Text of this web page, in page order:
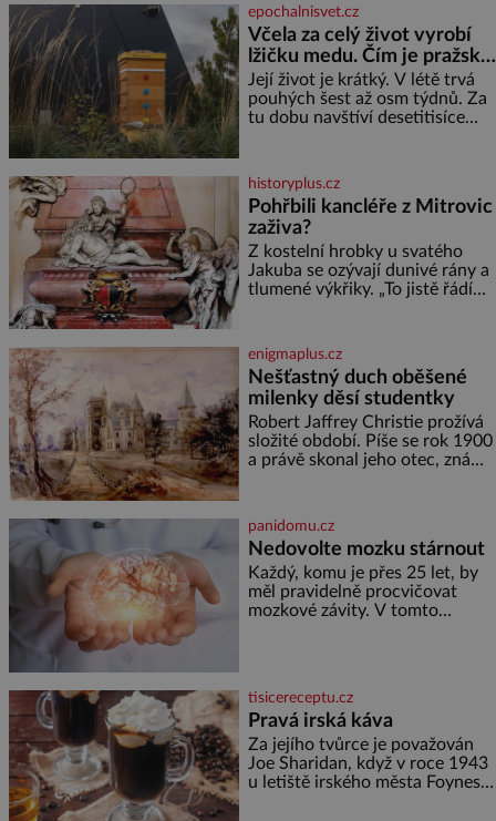
je pro mě vždy velice psychicky
náročným obdobím. Od té
chvíle, co máme vnoučata, mi
dcera čím dál častěji volá o
pomoc, co se hlídání týče. Dalo
by se
epochalnisvet.cz
Včela za celý život vyrobí
lžičku medu. Čím je pražský
med ze střech tak ceněný?
Její život je krátký. V létě trvá
pouhých šest až osm týdnů. Za
tu dobu navštíví desetitisíce
medu – zhruba jednu čajovou
lžičku. Sama o sobě se může
zdát bezvýznamná. Teprve když
se spojí s dalšími desítkami tisíc
příslušnic svého včelstva,
vznikne jeden z
nejdokonalejších organismů
historyplus.cz
Pohřbili kancléře z Mitrovic
zaživa?
Z kostelní hrobky u svatého
Jakuba se ozývají dunivé rány a
tlumené výkřiky. „To jistě řádí
nikdo neodvážil podzemní
hrobku otevřít a její poklop tak
raději jen skrápí svěcenou
vodou. Za několik dní divné
burácení skutečně ustane. Když
o mnoho let později hrobku
enigmaplus.cz
Nešťastný duch oběšené
milenky děsí studentky
Robert Jaffrey Christie prožívá
složité období. Píše se rok 1900
a právě skonal jeho otec, známý
ale doprovázena ohromným
dědictvím
panidomu.cz
Nedovolte mozku stárnout
Každý, komu je přes 25 let, by
měl pravidelně procvičovat
mozkové závity. V tomto
marně v paměti lovíte název
knížky, kterou jste nedávno
přečetli. Je to opravdu tak, s
věkem jako kdyby se paměť
rozhodla stávkovat. Cvičte
tisicereceptu.cz
Pravá irská káva
Za jejího tvůrce je považován
Joe Sharidan, když v roce 1943
u letiště irského města Foynes